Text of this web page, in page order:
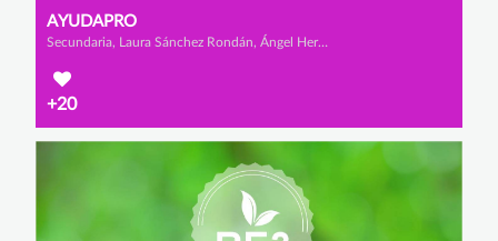
AYUDAPRO
Secundaria, Laura Sánchez Rondán, Ángel Hernández Asensio y Arhoa Soto Jordán
+20